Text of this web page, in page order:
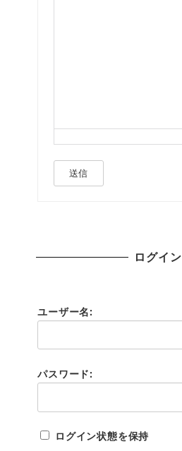
送信
ログイン
ユーザー名:
パスワード:
ログイン状態を保持